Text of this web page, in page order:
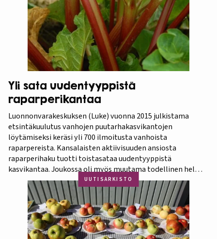
Yli sata uudentyyppistä
raparperikantaa
Luonnonvarakeskuksen (Luke) vuonna 2015 julkistama
etsintäkuulutus vanhojen puutarhakasvikantojen
löytämiseksi keräsi yli 700 ilmoitusta vanhoista
raparpereista. Kansalaisten aktiivisuuden ansiosta
raparperihaku tuotti toistasataa uudentyyppistä
kasvikantaa. Joukossa oli myös muutama todellinen helmi.
Koko aineistosta jatkotutkimuksiin pääsi 375 kasvia, joista
60 prosenttia osoittautui vihreä-punavartiseksi Victoria-
lajikkeeksi. Raparperitutkimus dokumentoitiin vaihe
vaiheelta elokuvaksi ”Raparperin kadonneita geenejä
etsimässä”. Elokuvan ensiesitys ja tutkimustulosten
julkistus…
UUTISARKISTO